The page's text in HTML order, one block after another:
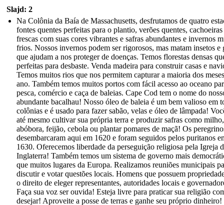
Slajd: 2
Na Colônia da Baía de Massachusetts, desfrutamos de quatro
fontes quentes perfeitas para o plantio, verões quentes, cachoeiras
frescas com suas cores vibrantes e safras abundantes e invernos
frios. Nossos invernos podem ser rigorosos, mas matam insetos e
que ajudam a nos proteger de doenças. Temos florestas densas
perfeitas para desbaste. Venda madeira para construir casas e
Temos muitos rios que nos permitem capturar a maioria dos
ano. Também temos muitos portos com fácil acesso ao oceano
pesca, comércio e caça de baleias. Cape Cod tem o nome do
abundante bacalhau! Nosso óleo de baleia é um bem valioso em
colônias e é usado para fazer sabão, velas e óleo de lâmpada!
até mesmo cultivar sua própria terra e produzir safras como milho,
abóbora, feijão, cebola ou plantar pomares de maçã! Os
desembarcaram aqui em 1620 e foram seguidos pelos puritanos
1630. Oferecemos liberdade da perseguição religiosa pela Igreja
Inglaterra! Também temos um sistema de governo mais
que muitos lugares da Europa. Realizamos reuniões municipais
discutir e votar questões locais. Homens que possuem
o direito de eleger representantes, autoridades locais e
Faça sua voz ser ouvida! Esteja livre para praticar sua religião
desejar! Aproveite a posse de terras e ganhe seu próprio dinheiro!